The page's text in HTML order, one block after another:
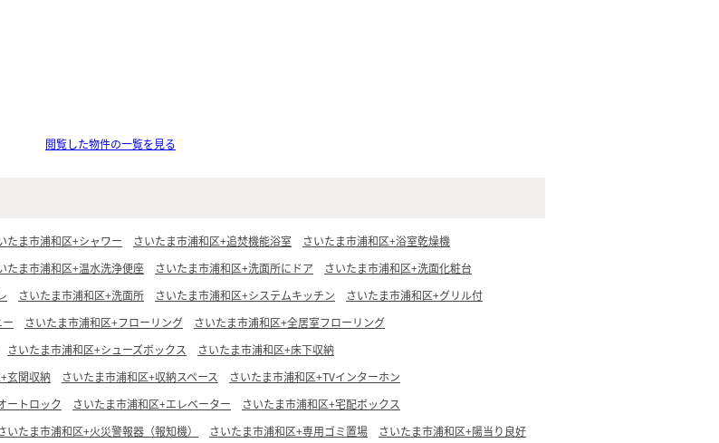
閲覧した物件の一覧を見る
たま市浦和区+シャワー さいたま市浦和区+追焚機能浴室
さいたま市浦和区+浴室乾燥機
たま市浦和区+温水洗浄便座 さいたま市浦和区+洗面所にドア
さいたま市浦和区+洗面化粧台
さいたま市浦和区+洗面所 さいたま市浦和区+システムキッチン
さいたま市浦和区+グリル付
さいたま市浦和区+フローリング
さいたま市浦和区+全居室フローリング
さいたま市浦和区+シューズボックス
さいたま市浦和区+床下収納
玄関収納 さいたま市浦和区+収納スペース
さいたま市浦和区+TVインターホン
ートロック さいたま市浦和区+エレベーター
さいたま市浦和区+宅配ボックス
いたま市浦和区+火災警報器（報知機） さいたま市浦和区+専用ゴミ置場
さいたま市浦和区+陽当り良好